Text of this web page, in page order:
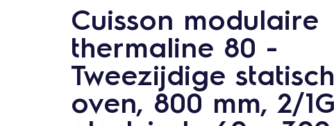
Cuisson modulaire
thermaline 80 -
Tweezijdige
oven, 800 mm, 2/